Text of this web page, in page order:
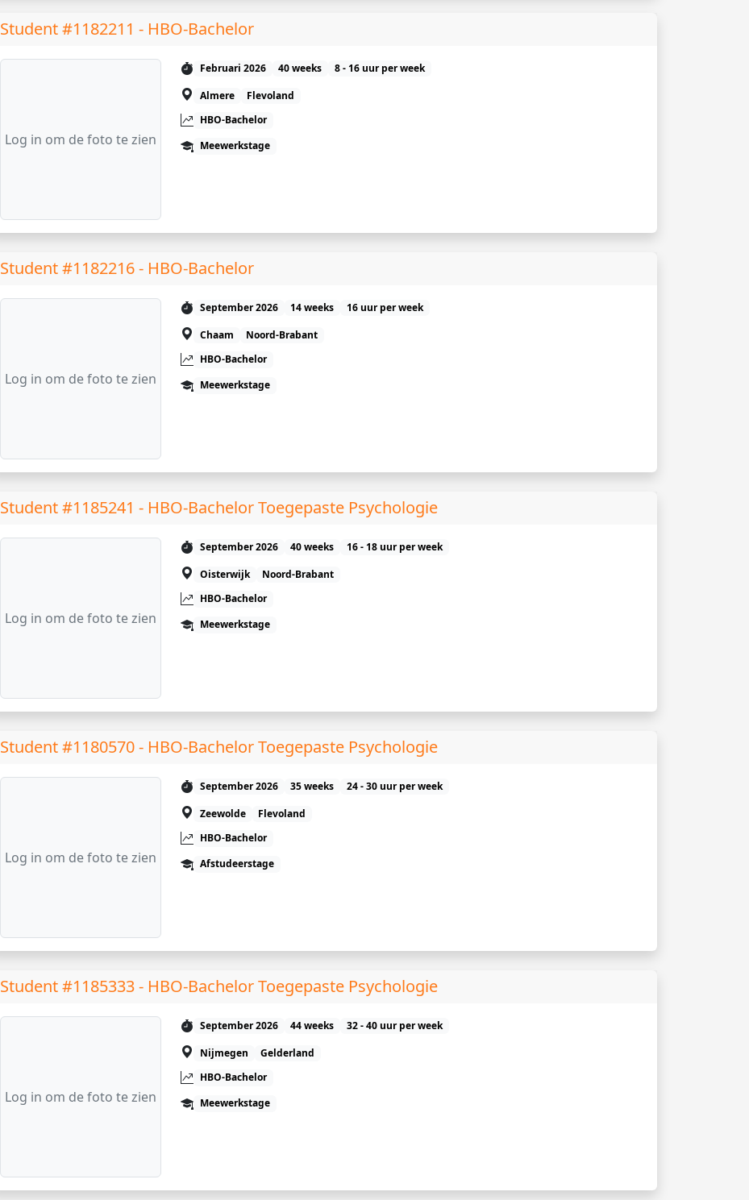
Student #1182211 - HBO-Bachelor
Log in om de foto te zien
Februari 2026 40 weeks
8 - 16 uur per week
Almere
Flevoland
HBO-Bachelor
Meewerkstage
Student #1182216 - HBO-Bachelor
Log in om de foto te zien
September 2026 14 weeks
16 uur per week
Chaam
Noord-Brabant
HBO-Bachelor
Meewerkstage
Student #1185241 - HBO-Bachelor Toegepaste Psychologie
Log in om de foto te zien
September 2026 40 weeks
16 - 18 uur per week
Oisterwijk
Noord-Brabant
HBO-Bachelor
Meewerkstage
Student #1180570 - HBO-Bachelor Toegepaste Psychologie
Log in om de foto te zien
September 2026 35 weeks
24 - 30 uur per week
Zeewolde
Flevoland
HBO-Bachelor
Afstudeerstage
Student #1185333 - HBO-Bachelor Toegepaste Psychologie
Log in om de foto te zien
September 2026 44 weeks
32 - 40 uur per week
Nijmegen
Gelderland
HBO-Bachelor
Meewerkstage